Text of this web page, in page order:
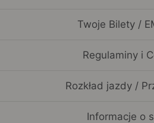
Twoje Bilety /
Regulaminy i
Rozkład jazdy /
Informacje o